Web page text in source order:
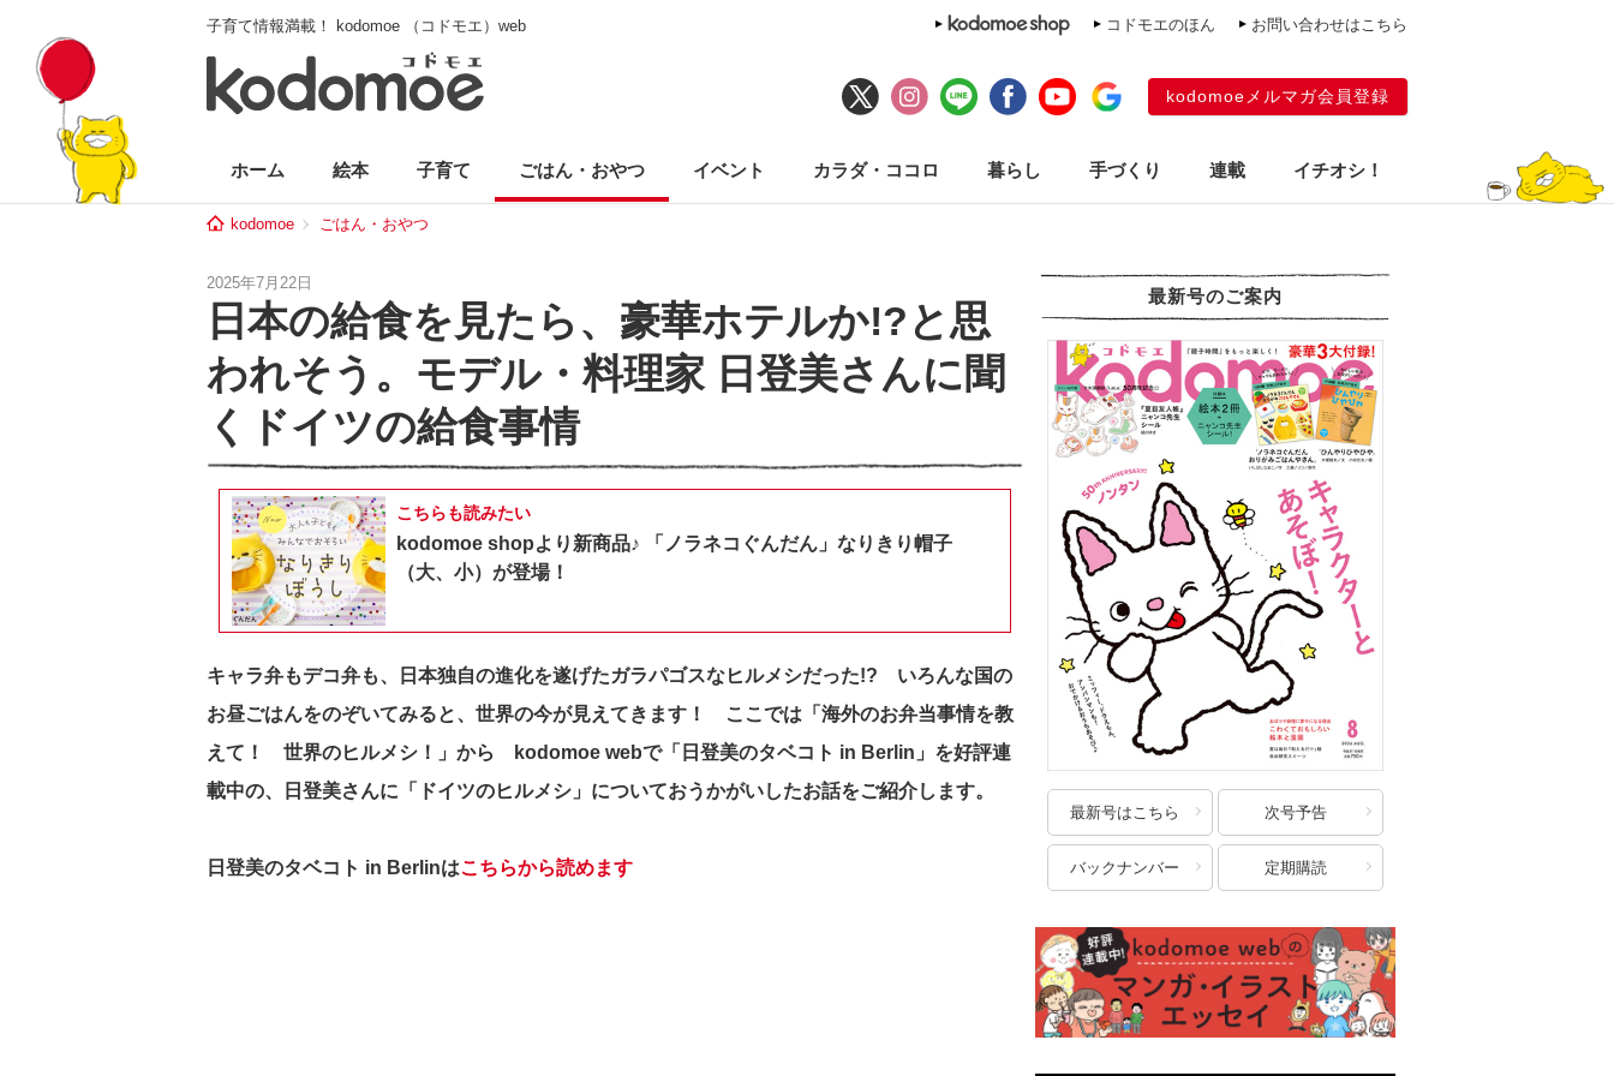
子育て情報満載！ kodomoe （コドモエ）web コドモエのほん お問い合わせはこちら
kodomoeメルマガ会員登録
ホーム 絵本 子育て ごはん・おやつ イベント カラダ・ココロ 暮らし 手づくり 連載 イチオシ！
kodomoe ごはん・おやつ
2025年7月22日
日本の給食を見たら、豪華ホテルか!?と思
われそう。モデル・料理家 日登美さんに聞
くドイツの給食事情
こちらも読みたい
kodomoe shopより新商品♪ 「ノラネコぐんだん」なりきり帽子
（大、小）が登場！
キャラ弁もデコ弁も、日本独自の進化を遂げたガラパゴスなヒルメシだった!? いろんな国の
お昼ごはんをのぞいてみると、世界の今が見えてきます！ ここでは「海外のお弁当事情を教
えて！ 世界のヒルメシ！」から kodomoe webで「日登美のタベコト in Berlin」を好評連
載中の、日登美さんに「ドイツのヒルメシ」についておうかがいしたお話をご紹介します。
日登美のタベコト in Berlinはこちらから読めます
最新号のご案内
最新号はこちら 次号予告
バックナンバー 定期購読